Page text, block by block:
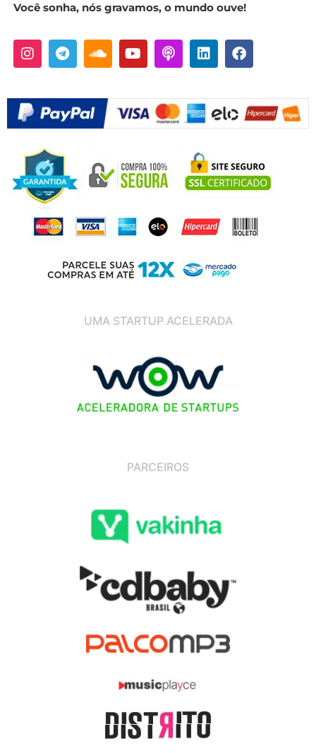
Você sonha, nós gravamos, o mundo ouve!
UMA STARTUP ACELERADA
PARCEIROS